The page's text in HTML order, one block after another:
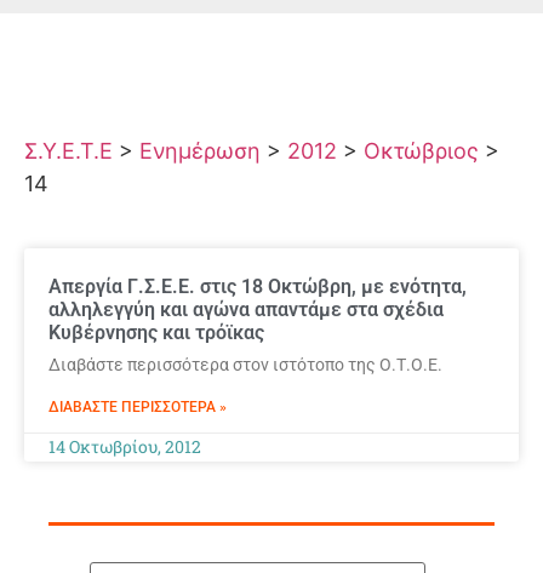
Σ.Υ.Ε.Τ.Ε > Ενημέρωση > 2012 > Οκτώβριος >
14
Απεργία Γ.Σ.Ε.Ε. στις 18 Οκτώβρη, με ενότητα,
αλληλεγγύη και αγώνα απαντάμε στα σχέδια
Κυβέρνησης και τρόϊκας
Διαβάστε περισσότερα στον ιστότοπο της Ο.Τ.Ο.Ε.
ΔΙΑΒΆΣΤΕ ΠΕΡΙΣΣΌΤΕΡΑ »
14 Οκτωβρίου, 2012